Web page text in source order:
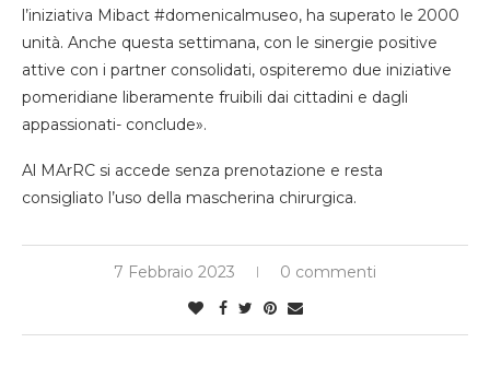
l’iniziativa Mibact #domenicalmuseo, ha superato le 2000
unità. Anche questa settimana, con le sinergie positive
attive con i partner consolidati, ospiteremo due iniziative
pomeridiane liberamente fruibili dai cittadini e dagli
appassionati- conclude».
Al MArRC si accede senza prenotazione e resta
consigliato l’uso della mascherina chirurgica.
7 Febbraio 2023 0 commenti